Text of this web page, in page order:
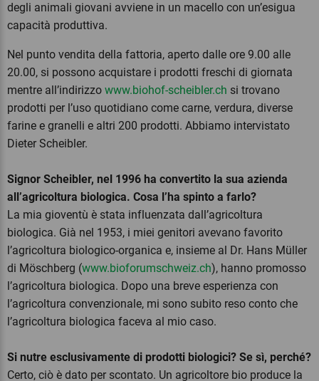
degli animali giovani avviene in un macello con un’esigua
capacità produttiva.
Nel punto vendita della fattoria, aperto dalle ore 9.00 alle
20.00, si possono acquistare i prodotti freschi di giornata
mentre all’indirizzo www.biohof-scheibler.ch si trovano
prodotti per l’uso quotidiano come carne, verdura, diverse
farine e granelli e altri 200 prodotti. Abbiamo intervistato
Dieter Scheibler.
Signor Scheibler, nel 1996 ha convertito la sua azienda
all’agricoltura biologica. Cosa l’ha spinto a farlo?
La mia gioventù è stata influenzata dall’agricoltura
biologica. Già nel 1953, i miei genitori avevano favorito
l’agricoltura biologico-organica e, insieme al Dr. Hans Müller
di Möschberg (www.bioforumschweiz.ch), hanno promosso
l’agricoltura biologica. Dopo una breve esperienza con
l’agricoltura convenzionale, mi sono subito reso conto che
l’agricoltura biologica faceva al mio caso.
Si nutre esclusivamente di prodotti biologici? Se sì, perché?
Certo, ciò è dato per scontato. Un agricoltore bio produce la